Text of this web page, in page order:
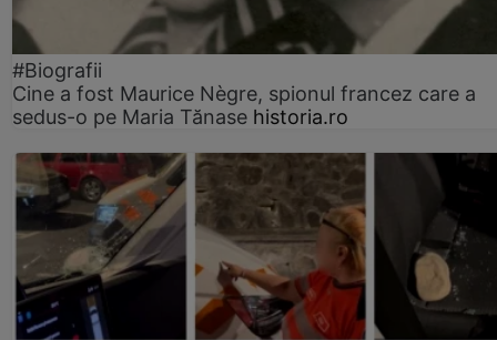
#Biografii
Cine a fost Maurice Nègre, spionul francez care a
sedus-o pe Maria Tănase historia.ro